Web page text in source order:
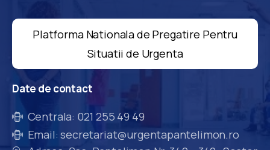
Platforma Nationala de Pregatire Pentru
Situatii de Urgenta
Datede contact
Centrala: 021 255 49 49
Email: secretariat@urgentapantelimon.ro